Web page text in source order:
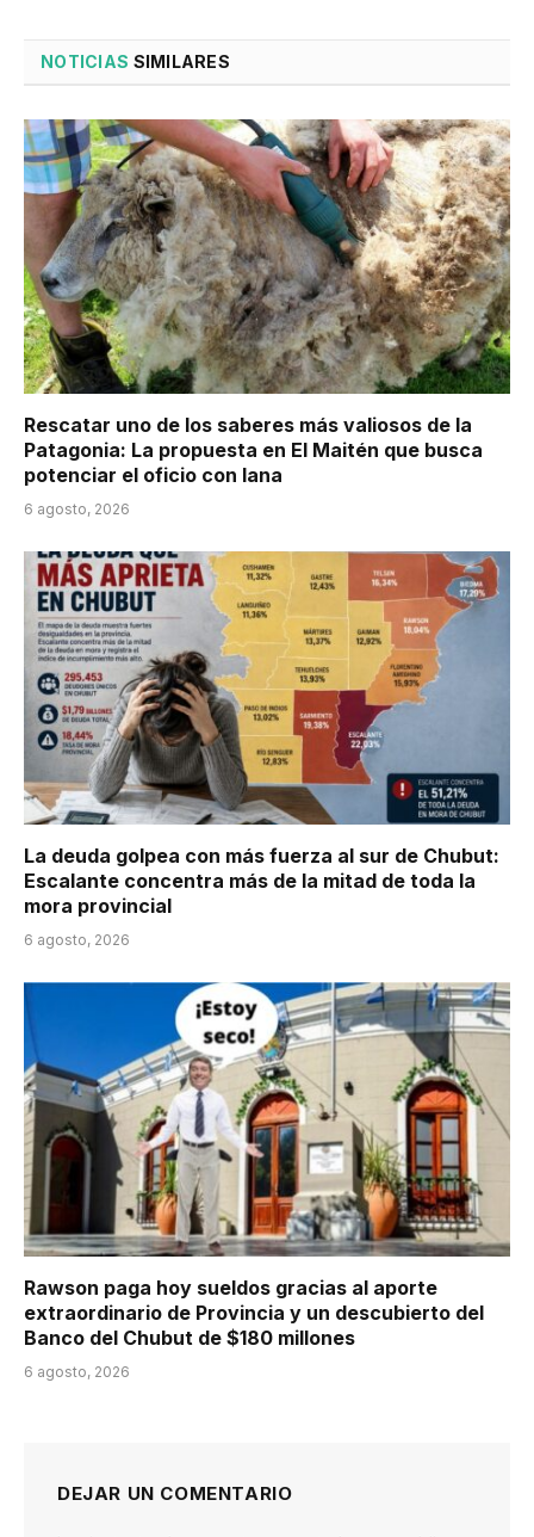
NOTICIAS SIMILARES
Rescatar uno de los saberes más valiosos de la
Patagonia: La propuesta en El Maitén que busca
potenciar el oficio con lana
6 agosto, 2026
La deuda golpea con más fuerza al sur de Chubut:
Escalante concentra más de la mitad de toda la
mora provincial
6 agosto, 2026
Rawson paga hoy sueldos gracias al aporte
extraordinario de Provincia y un descubierto del
Banco del Chubut de $180 millones
6 agosto, 2026
DEJAR UN COMENTARIO